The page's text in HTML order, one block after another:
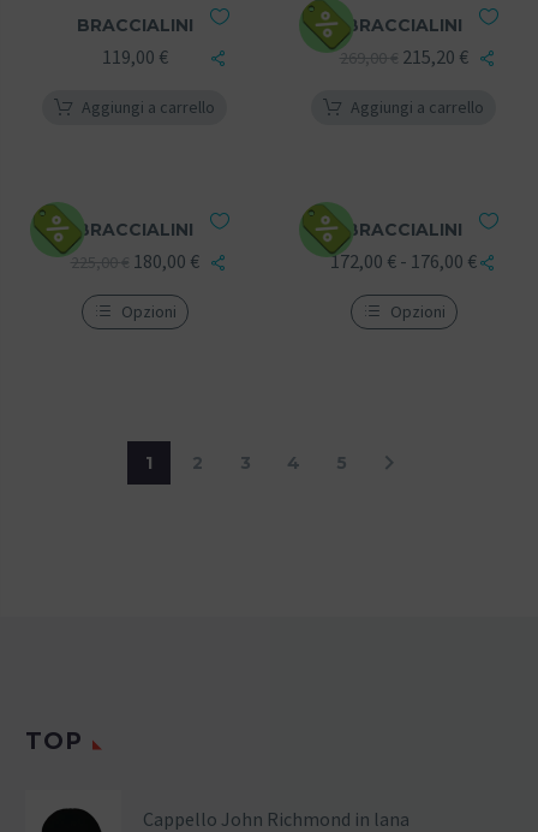
BRACCIALINI
119,00 €
Aggiungi a carrello
BRACCIALINI
269,00€ 215,20 €
Aggiungi a carrello
BRACCIALINI
225,00€ 180,00 €
Opzioni
BRACCIALINI
172,00 € - 176,00 €
Opzioni
1 2 3 4 5
TOP
Cappello John Richmond in lana